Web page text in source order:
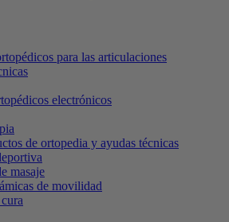
para las articulaciones
electrónicos
de ortopedia y ayudas técnicas
masaje
de movilidad